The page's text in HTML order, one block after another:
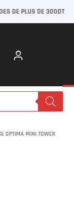
DE PLUS DE 300DT
OPTIMA MINI TOWER